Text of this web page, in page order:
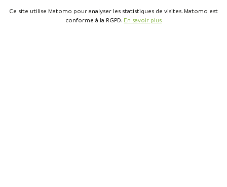
Ce site utilise Matomo pour analyser les statistiques de visites. Matomo est
conforme à la RGPD. En savoir plus